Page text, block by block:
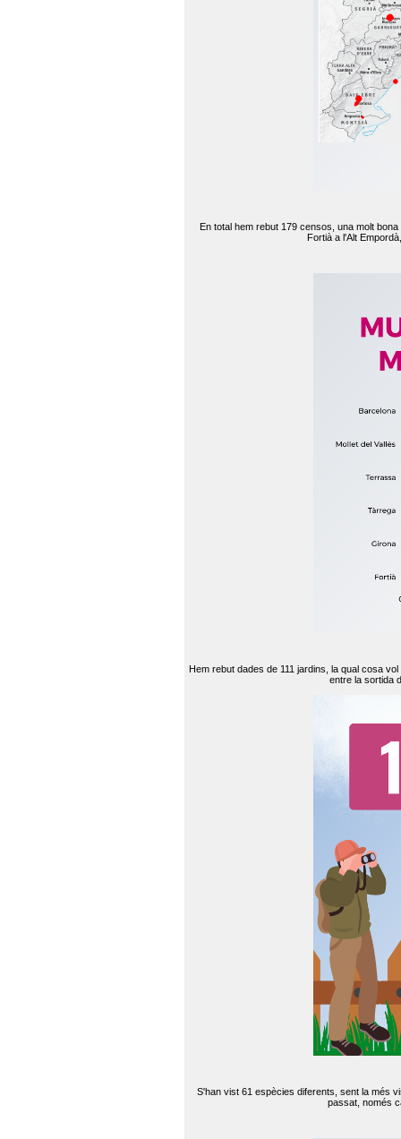
En total hem rebut 179 censos, una molt
Fortià a l'Alt
Hem rebut dades de 111 jardins, la qual cosa
entre la sortida
S'han vist 61 espècies diferents, sent la més
passat, només